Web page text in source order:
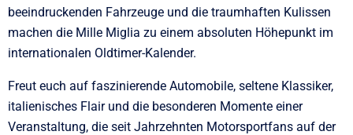
beeindruckenden Fahrzeuge und die traumhaften Kulissen
machen die Mille Miglia zu einem absoluten Höhepunkt im
internationalen Oldtimer-Kalender.
Freut euch auf faszinierende Automobile, seltene Klassiker,
italienisches Flair und die besonderen Momente einer
Veranstaltung, die seit Jahrzehnten Motorsportfans auf der